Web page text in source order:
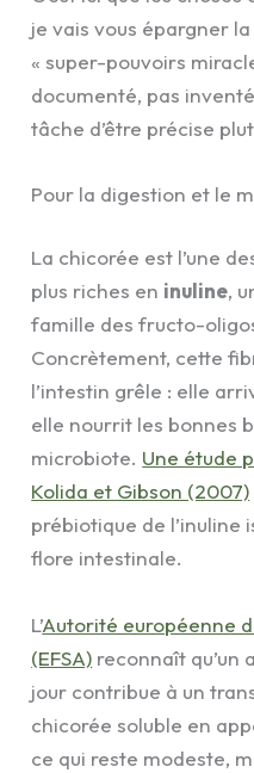
je vais vous épargner
« super-pouvoirs
documenté, pas
tâche d’être précise
Pour la digestion et le
La chicorée est l’une
plus riches en inuline,
famille des fructo-
Concrètement, cette
l’intestin grêle : elle
elle nourrit les bonnes
microbiote. Une étude
Kolida et Gibson (2007)
prébiotique de l’inuline
flore intestinale.
L’Autorité européenne
(EFSA) reconnaît qu’un
jour contribue à un
chicorée soluble en
ce qui reste modeste,